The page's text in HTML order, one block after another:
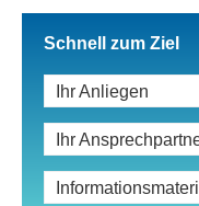
Schnell zum Ziel
Ihr Anliegen
Ihr